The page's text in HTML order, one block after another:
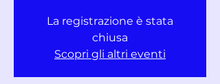
La registrazione è stata
chiusa
Scopri gli altri eventi